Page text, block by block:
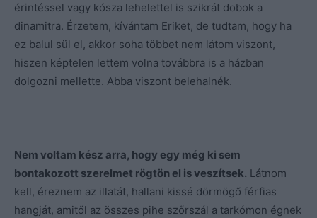
érintéssel vagy kósza lehelettel is szikrát dobok a
dinamitra. Érzetem, kívántam Eriket, de tudtam, hogy ha
ez balul sül el, akkor soha többet nem látom viszont,
hiszen képtelen lettem volna továbbra is a házban
dolgozni mellette. Abba viszont belehalnék.
Nem voltam kész arra, hogy egy még ki sem
bontakozott szerelmet rögtön el is veszítsek. Látnom
kell, éreznem az illatát, hallani kissé dörmögő férfias
hangját, amitől az összes pihe szőrszál a tarkómon égnek